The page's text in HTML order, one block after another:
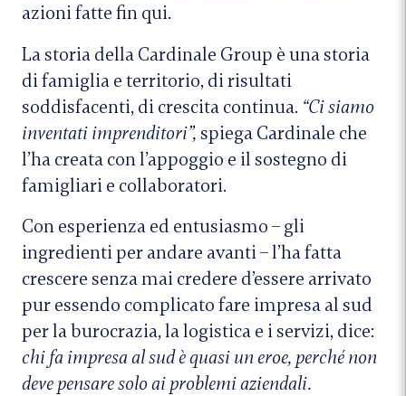
azioni fatte fin qui.
La storia della Cardinale Group è una storia
di famiglia e territorio, di risultati
soddisfacenti, di crescita continua. “Ci siamo
inventati imprenditori”, spiega Cardinale che
l’ha creata con l’appoggio e il sostegno di
famigliari e collaboratori.
Con esperienza ed entusiasmo – gli
ingredienti per andare avanti – l’ha fatta
crescere senza mai credere d’essere arrivato
pur essendo complicato fare impresa al sud
per la burocrazia, la logistica e i servizi, dice:
chi fa impresa al sud è quasi un eroe, perché non
deve pensare solo ai problemi aziendali.